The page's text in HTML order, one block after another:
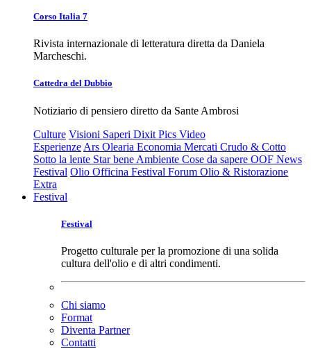
Corso Italia 7
Rivista internazionale di letteratura diretta da Daniela
Marcheschi.
Cattedra del Dubbio
Notiziario di pensiero diretto da Sante Ambrosi
Culture Visioni Saperi Dixit Pics Video
Esperienze Ars Olearia Economia Mercati Crudo & Cotto
Sotto la lente Star bene Ambiente Cose da sapere OOF News
Festival Olio Officina Festival Forum Olio & Ristorazione
Extra
Festival
Festival
Progetto culturale per la promozione di una solida
cultura dell'olio e di altri condimenti.
Chi siamo
Format
Diventa Partner
Contatti